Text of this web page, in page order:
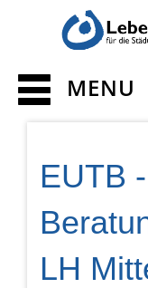
MENU
EUTB
LH